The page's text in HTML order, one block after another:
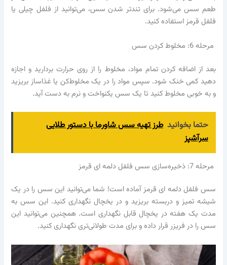
طعم سس می‌شود. برای تندتر شدن سس، می‌توانید از فلفل چیلی یا
فلفل قرمز استفاده کنید.
مرحله 6: مخلوط کردن سس
بعد از اضافه کردن تمام مواد، مخلوط را از روی حرارت بردارید و اجازه
دهید کمی خنک شود. سپس مواد را در یک مخلوط‌کن یا غذاساز بریزید
و به خوبی مخلوط کنید تا یک سس یکنواخت و نرم به دست آید.
حتما بخوانید طرز تهیه سس شاورما با دستور طلایی
سرآشپز
مرحله 7: ذخیره‌سازی سس فلفل دلمه ای قرمز
سس فلفل دلمه ای قرمز آماده است! شما می‌توانید این سس را در یک
شیشه تمیز و دربسته بریزید و در یخچال نگهداری کنید. این سس به
مدت یک هفته در یخچال قابل نگهداری است. همچنین می‌توانید این
سس را در فریزر قرار داده و برای مدت طولانی‌تری نگهداری کنید.